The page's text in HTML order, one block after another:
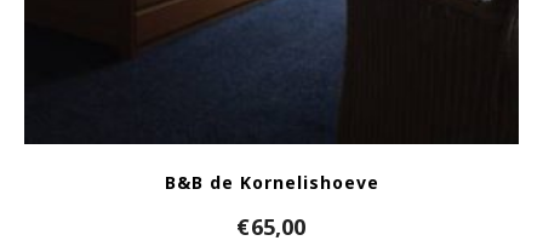
B&B de Kornelishoeve
€65,00